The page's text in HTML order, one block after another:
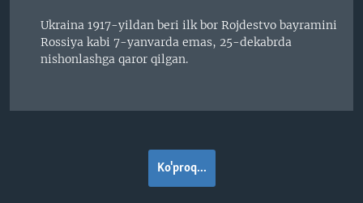
Ukraina 1917-yildan beri ilk bor Rojdestvo bayramini
Rossiya kabi 7-yanvarda emas, 25-dekabrda
nishonlashga qaror qilgan.
Ko'proq...